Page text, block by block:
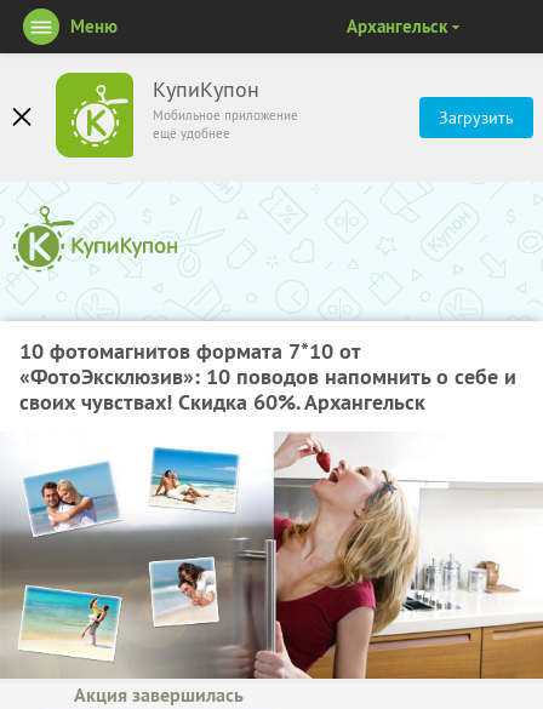
КупиКупон
Мобильное приложение
ещё удобнее
Загрузить
Меню Архангельск
10 фотомагнитов формата 7*10 от
«ФотоЭксклюзив»: 10 поводов напомнить о себе и
своих чувствах! Скидка 60%. Архангельск
Акция завершилась